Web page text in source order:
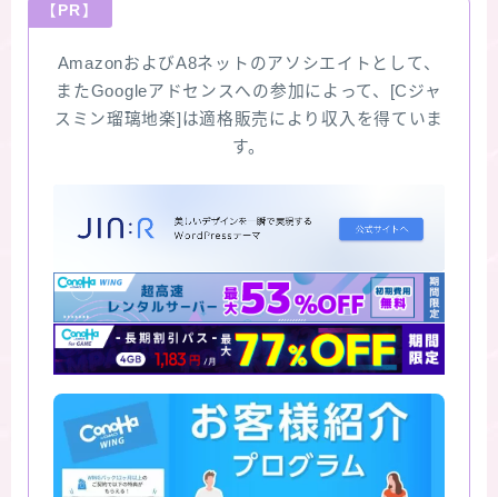
【PR】
AmazonおよびA8ネットのアソシエイトとして、
またGoogleアドセンスへの参加によって、[Cジャ
スミン瑠璃地楽]は適格販売により収入を得ていま
す。